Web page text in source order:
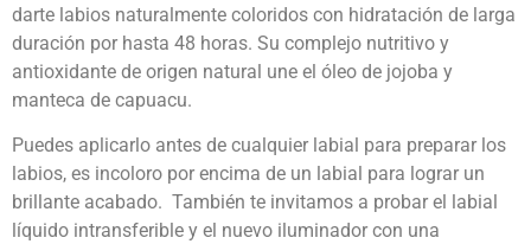
darte labios naturalmente coloridos con hidratación de larga
duración por hasta 48 horas. Su complejo nutritivo y
antioxidante de origen natural une el óleo de jojoba y
manteca de capuacu.
Puedes aplicarlo antes de cualquier labial para preparar los
labios, es incoloro por encima de un labial para lograr un
brillante acabado. También te invitamos a probar el labial
líquido intransferible y el nuevo iluminador con una